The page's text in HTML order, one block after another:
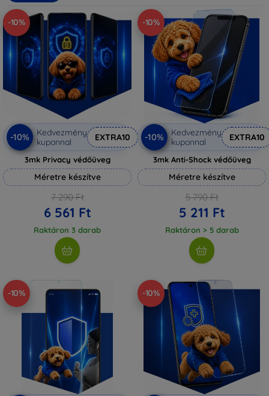
-10%
-10%
Kedvezmény
kuponnal
EXTRA10
3mk Privacy védőüveg
Méretre készítve
7 290 Ft
6 561 Ft
Raktáron 3 darab
-10%
-10%
Kedvezmény
kuponnal
EXTRA10
3mk Anti-Shock védőüveg
Méretre készítve
5 790 Ft
5 211 Ft
Raktáron > 5 darab
-10% -10%